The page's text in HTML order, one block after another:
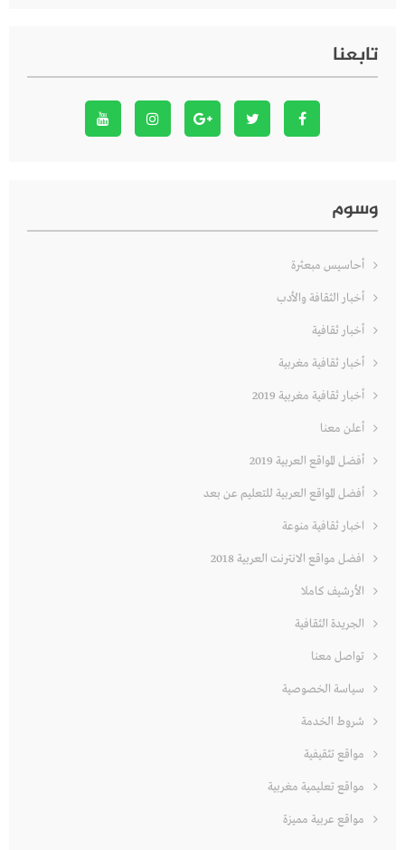
تابعنا
وسوم
أحاسيس مبعثرة
أخبار الثقافة والأدب
أخبار ثقافية
أخبار ثقافية مغربية
أخبار ثقافية مغربية 2019
أعلن معنا
أفضل المواقع العربية 2019
أفضل المواقع العربية للتعليم عن بعد
اخبار ثقافية منوعة
افضل مواقع الانترنت العربية 2018
الأرشيف كاملا
الجريدة الثقافية
تواصل معنا
سياسة الخصوصية
شروط الخدمة
مواقع تثقيفية
مواقع تعليمية مغربية
مواقع عربية مميزة